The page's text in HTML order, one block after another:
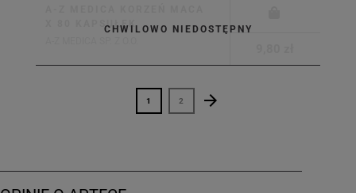
CHWILOWO NIEDOSTĘPNY
X 80 KAPSUŁEK
1 2 Następny
arrow_forward